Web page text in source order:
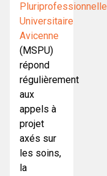
Pluriprofessionnelle
Universitaire
Avicenne
(MSPU)
répond
régulièrement
aux
appels à
projet
axés sur
les soins,
la